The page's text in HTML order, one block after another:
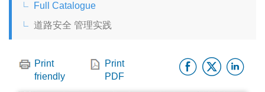
CHINESE, SIMPLIFIED
FRANÇAIS
Full Catalogue
道路安全 管理实践
Print
friendly
Print
PDF